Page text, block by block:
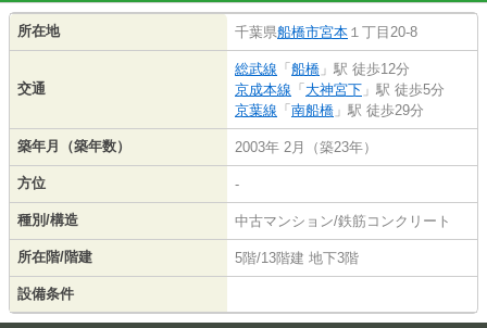
所在地 千葉県船橋市宮本 １丁目20-8
交通
総武線 「 船橋 」駅 徒歩12分
京成本線 「 大神宮下 」駅 徒歩5分
京葉線 「 南船橋 」駅 徒歩29分
築年月（築年数） 2003年 2月（築23年）
方位 -
種別/構造 中古マンション/鉄筋コンクリート
所在階/階建 5階/13階建 地下3階
設備条件